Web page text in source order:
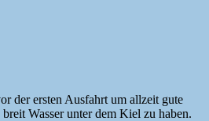
der ersten Ausfahrt um allzeit gute
Wasser unter dem Kiel zu haben.